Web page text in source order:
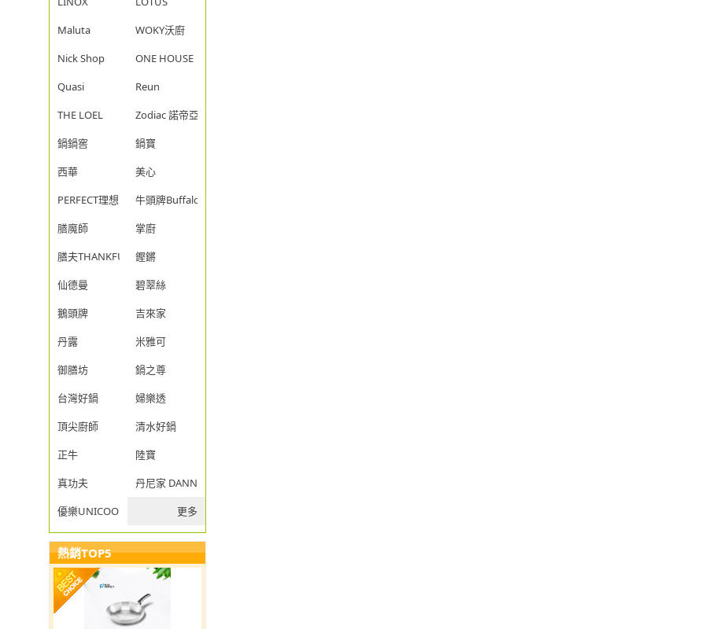
Maluta
WOKY沃廚
Nick Shop
ONE HOUSE
Quasi
Reun
THE LOEL
Zodiac 諾帝亞
鍋鍋窖
鍋寶
西華
美心
PERFECT理想
牛頭牌Buffalo
膳魔師
掌廚
膳夫THANKFUL
鏗鏘
仙德曼
碧翠絲
鵝頭牌
吉來家
丹露
米雅可
御膳坊
鍋之尊
台灣好鍋
婦樂透
頂尖廚師
清水好鍋
正牛
陸寶
真功夫
丹尼家 DANNY JIA
優樂UNICOOK
更多
熱銷TOP5